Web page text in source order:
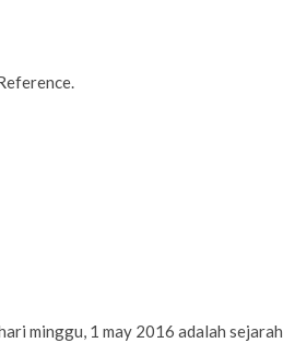
minggu, 1 may 2016 adalah